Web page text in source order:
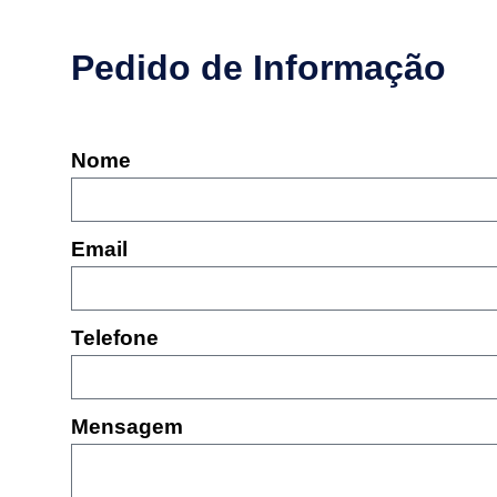
Pedido de Informação
Nome
Email
Telefone
Mensagem